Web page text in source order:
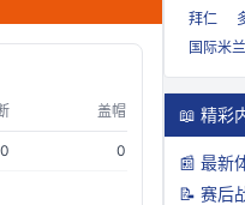
盖帽
0 0
拜仁
国际米兰
📖 精彩
📰 最新
📝 赛后